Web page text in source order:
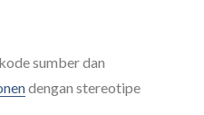
sumber dan
dengan stereotipe